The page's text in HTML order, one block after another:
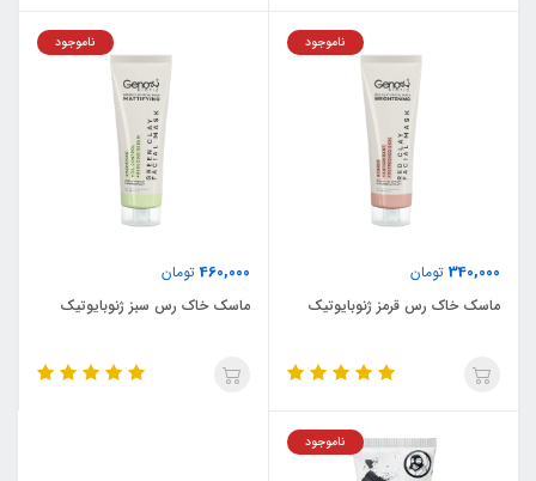
340,000 تومان
ناموجود
ماسک خاک رس قرمز ژنوبایوتیک
460,000تومان
ناموجود
ماسک خاک رس سبز ژنوبایوتیک
ناموجود